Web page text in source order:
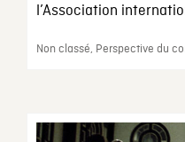
l’Association
Non classé, Perspective du